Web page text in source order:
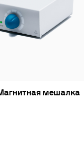
Магнитная мешалка